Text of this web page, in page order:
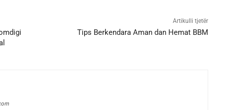
Artikulli tjetër
Tips Berkendara Aman dan Hemat BBM